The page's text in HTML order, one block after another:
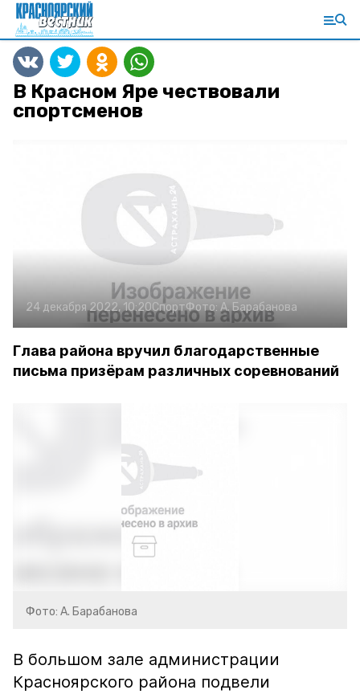
В Красном Яре чествовали
спортсменов
24 декабря 2022, 10:20СпортФото: А. Барабанова
Глава района вручил благодарственные
письма призёрам различных соревнований
Фото: А. Барабанова
В большом зале администрации
Красноярского района подвели